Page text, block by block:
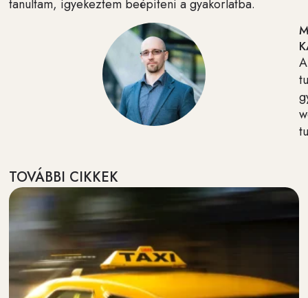
tanultam, igyekeztem beépíteni a gyakorlatba.
A
TOVÁBBI CIKKEK